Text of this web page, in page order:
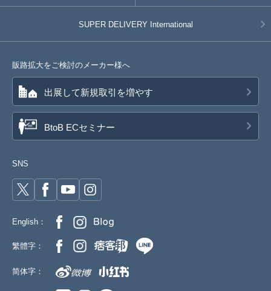
SUPER DELIVERY International
販路拡大をご検討のメーカー様へ
出展して新規取引を増やす
BtoB ECセミナー
SNS
English：
繁體字：
简体字：